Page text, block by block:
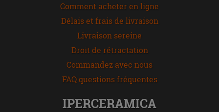
Comment acheter en ligne
Délais et frais de livraison
Livraison sereine
Droit de rétractation
Commandez avec nous
FAQ questions fréquentes
IPERCERAMICA